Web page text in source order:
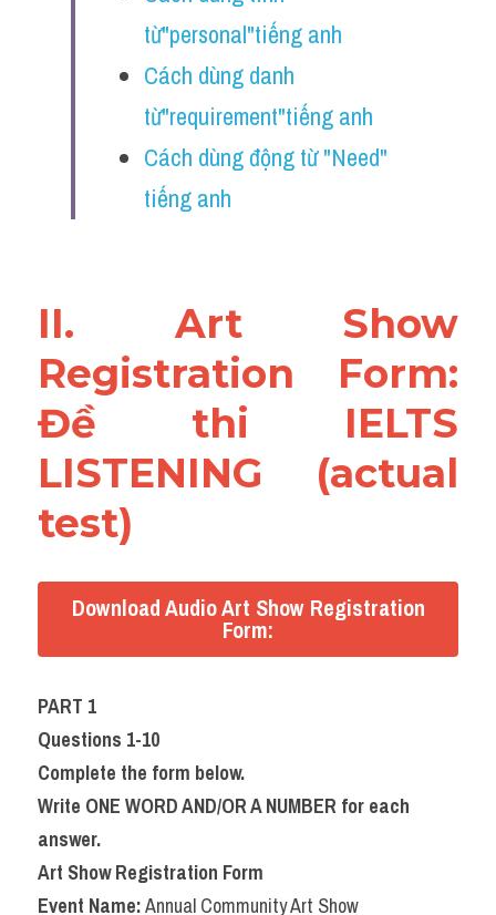
Vocabulary
Education
từ"personal"tiếng anh
Cách dùng danh
từ"requirement"tiếng anh
Cách dùng động từ "Need"
tiếng anh
II. ​Art Show
Registration Form:
Đề thi IELTS
LISTENING (actual
test)
Download Audio Art Show Registration
Form:
PART 1
Questions 1-10
Complete the form below.
Write ONE WORD AND/OR A NUMBER for each
answer.
Art Show Registration Form
Event Name: Annual Community Art Show